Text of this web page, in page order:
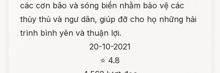
các cơn bão và sóng biển nhằm bảo vệ các
thủy thủ và ngư dân, giúp đỡ cho họ những hải
trình bình yên và thuận lợi.
20-10-2021
⭐ 4.8